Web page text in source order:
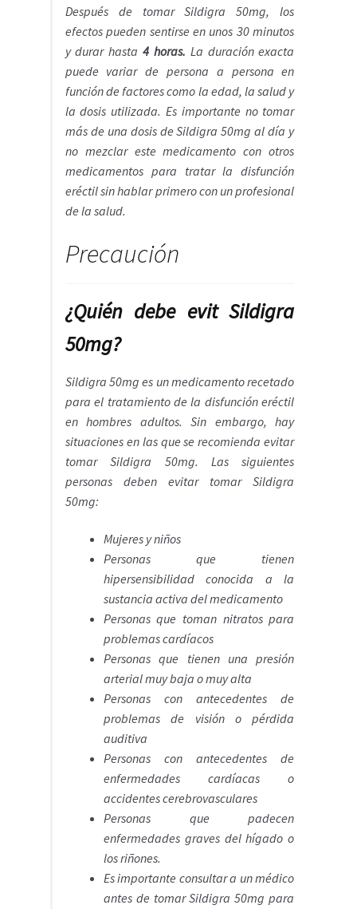
Después de tomar Sildigra 50mg, los
efectos pueden sentirse en unos 30 minutos
y durar hasta 4 horas. La duración exacta
puede variar de persona a persona en
función de factores como la edad, la salud y
la dosis utilizada. Es importante no tomar
más de una dosis de Sildigra 50mg al día y
no mezclar este medicamento con otros
medicamentos para tratar la disfunción
eréctil sin hablar primero con un profesional
de la salud.
Precaución
¿Quién debe evit Sildigra
50mg?
Sildigra 50mg es un medicamento recetado
para el tratamiento de la disfunción eréctil
en hombres adultos. Sin embargo, hay
situaciones en las que se recomienda evitar
tomar Sildigra 50mg. Las siguientes
personas deben evitar tomar Sildigra
50mg:
Mujeres y niños
Personas que tienen
hipersensibilidad conocida a la
sustancia activa del medicamento
Personas que toman nitratos para
problemas cardíacos
Personas que tienen una presión
arterial muy baja o muy alta
Personas con antecedentes de
problemas de visión o pérdida
auditiva
Personas con antecedentes de
enfermedades cardíacas o
accidentes cerebrovasculares
Personas que padecen
enfermedades graves del hígado o
los riñones.
Es importante consultar a un médico
antes de tomar Sildigra 50mg para